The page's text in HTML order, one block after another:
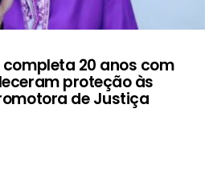
completa 20 anos com
proteção às
de Justiça